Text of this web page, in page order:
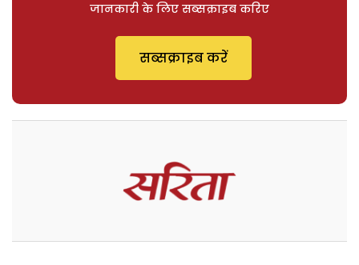
जानकारी के लिए सब्सक्राइब करिए
सब्सक्राइब करें